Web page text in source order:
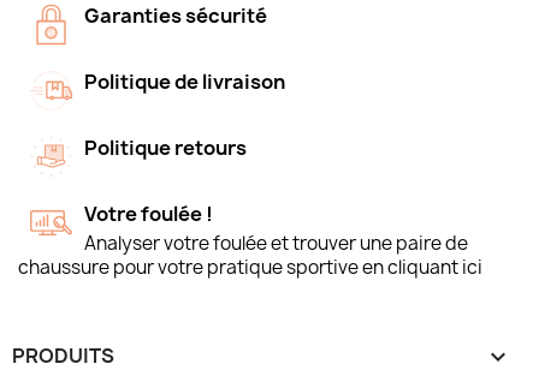
Garanties sécurité
Politique de livraison
Politique retours
Votre foulée !
Analyser votre foulée et trouver une paire de
chaussure pour votre pratique sportive en cliquant ici
PRODUITS 